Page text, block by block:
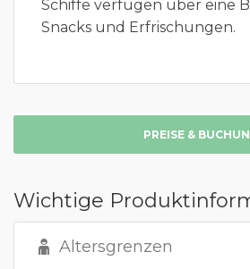
Schiffe verfügen über eine
Snacks und Erfrischungen.
PREISE &
Wichtige
Altersgrenzen